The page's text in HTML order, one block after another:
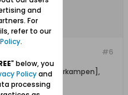
#6
[Zeyersvorderkampen],
and
For
refer to our
.
" below, you
Policyand
processing